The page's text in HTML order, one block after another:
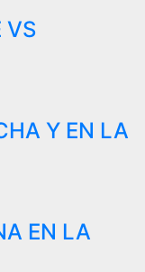
VS
Y EN LA
EN LA